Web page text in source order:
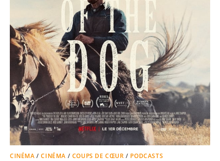
CINÉMA /CINÉMA / COUPS DE CŒUR / PODCASTS